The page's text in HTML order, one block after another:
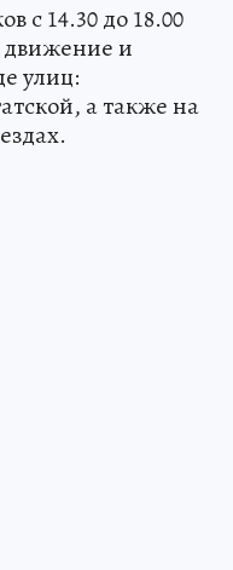
с 14.30 до 18.00
движение и
улиц:
а также на